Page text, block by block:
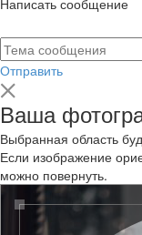
Отправить
Ваша
Выбранная область
Если изображение
можно повернуть.